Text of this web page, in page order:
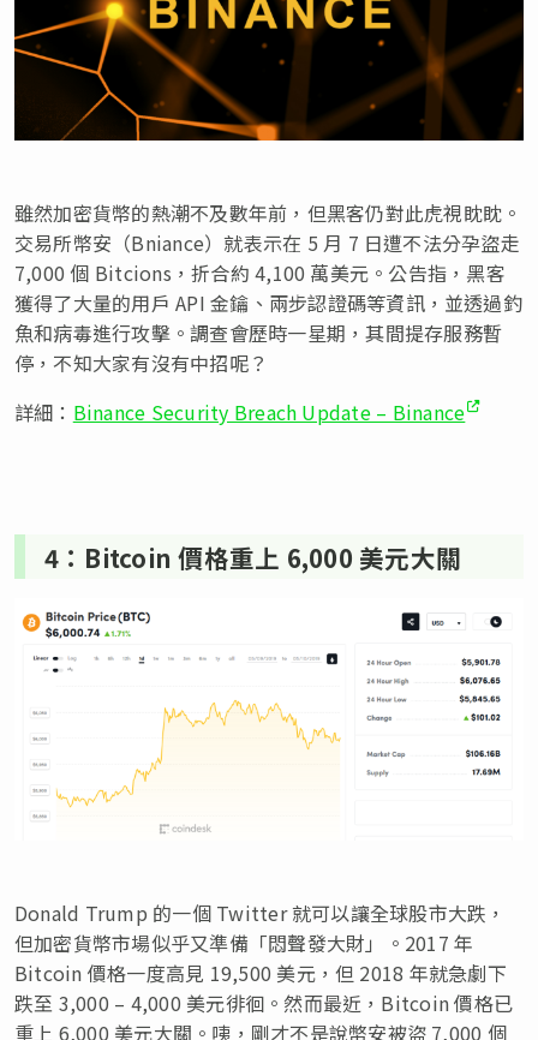
雖然加密貨幣的熱潮不及數年前，但黑客仍對此虎視眈眈。
交易所幣安（Bniance）就表示在 5 月 7 日遭不法分孕盜走
7,000 個 Bitcions，折合約 4,100 萬美元。公告指，黑客
獲得了大量的用戶 API 金鑰、兩步認證碼等資訊，並透過釣
魚和病毒進行攻擊。調查會歷時一星期，其間提存服務暫
停，不知大家有沒有中招呢？
詳細： Binance Security Breach Update – Binance
4：Bitcoin 價格重上 6,000 美元大關
Donald Trump 的一個 Twitter 就可以讓全球股市大跌，
但加密貨幣市場似乎又準備「悶聲發大財」。2017 年
Bitcoin 價格一度高見 19,500 美元，但 2018 年就急劇下
跌至 3,000 – 4,000 美元徘徊。然而最近，Bitcoin 價格已
重上 6,000 美元大關。咦，剛才不是說幣安被盜 7,000 個